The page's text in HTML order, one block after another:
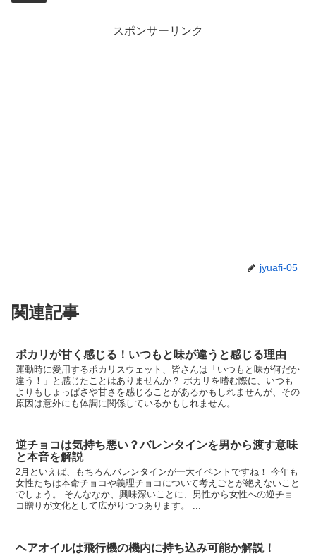
スポンサーリンク
jyuafi-05
関連記事
ポカリが甘く感じる！いつもと味が違うと感じる理由
運動時に愛用するポカリスウェット、皆さんは「いつもと味が何だか
違う！」と感じたことはありませんか？ ポカリを嗜む際に、いつも
よりもしょっぱさや甘さを感じることがあるかもしれませんが、その
原因は意外にも体調に関係しているかもしれません。...
逆チョコは気持ち悪い？バレンタインを男から渡す意味
と本音を解説
2月といえば、もちろんバレンタインが一大イベントですね！ 今年も
女性たちは本命チョコや義理チョコについて考えごとが絶えないこと
でしょう。 そんななか、興味深いことに、男性から女性への逆チョ
コ贈りが文化として広がりつつあります。 ...
ヘアオイルは飛行機の機内に持ち込み可能か解説！